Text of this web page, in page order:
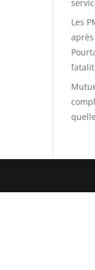
Les